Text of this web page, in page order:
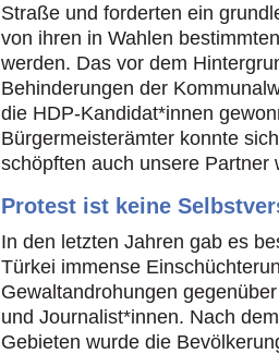
Straße und forderten ein
von ihren in Wahlen
werden. Das vor dem
Behinderungen der
die HDP-Kandidat*innen
Bürgermeisterämter konnte
schöpften auch unsere Partner
Protest ist keine
In den letzten Jahren gab es
Türkei immense
Gewaltandrohungen
und Journalist*innen. Nach
Gebieten wurde die